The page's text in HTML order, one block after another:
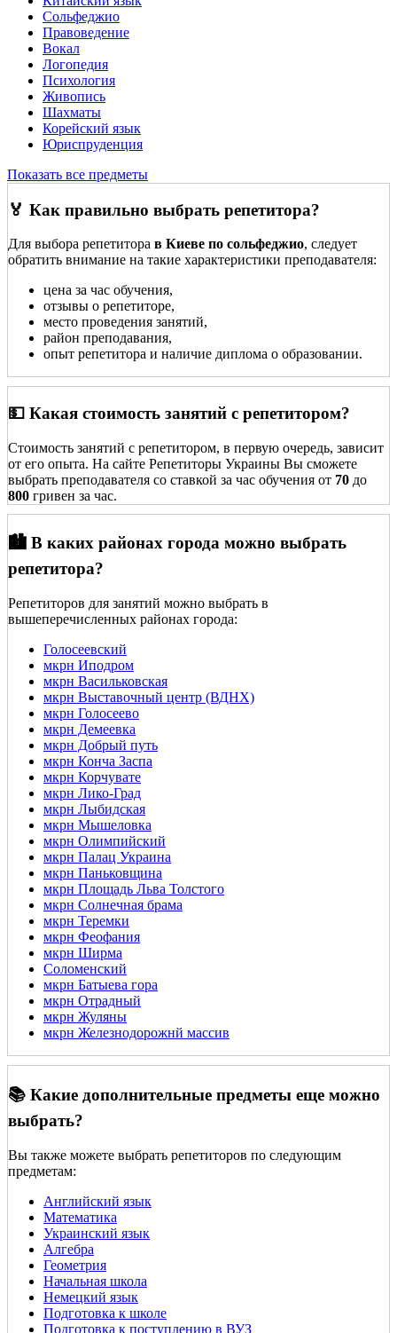
Сольфеджио
Правоведение
Вокал
Логопедия
Психология
Живопись
Шахматы
Корейский язык
Юриспруденция
Показать все предметы
🏅 Как правильно выбрать репетитора?
Для выбора репетитора в Киеве по сольфеджио, следует
обратить внимание на такие характеристики преподавателя:
цена за час обучения,
отзывы о репетиторе,
место проведения занятий,
район преподавания,
опыт репетитора и наличие диплома о образовании.
💵 Какая стоимость занятий с репетитором?
Стоимость занятий с репетитором, в первую очередь, зависит
от его опыта. На сайте Репетиторы Украины Вы сможете
выбрать преподавателя со ставкой за час обучения от 70 до
800 гривен за час.
🏙️ В каких районах города можно выбрать
репетитора?
Репетиторов для занятий можно выбрать в
вышеперечисленных районах города:
Голосеевский
мкрн Иподром
мкрн Васильковская
мкрн Выставочный центр (ВДНХ)
мкрн Голосеево
мкрн Демеевка
мкрн Добрый путь
мкрн Конча Заспа
мкрн Корчувате
мкрн Лико-Град
мкрн Лыбидская
мкрн Мышеловка
мкрн Олимпийский
мкрн Палац Украина
мкрн Паньковщина
мкрн Площадь Льва Толстого
мкрн Солнечная брама
мкрн Теремки
мкрн Феофания
мкрн Ширма
Соломенский
мкрн Батыева гора
мкрн Отрадный
мкрн Жуляны
мкрн Железнодорожнй массив
📚 Какие дополнительные предметы еще можно
выбрать?
Вы также можете выбрать репетиторов по следующим
предметам:
Английский язык
Математика
Украинский язык
Алгебра
Геометрия
Начальная школа
Немецкий язык
Подготовка к школе
Подготовка к поступлению в ВУЗ